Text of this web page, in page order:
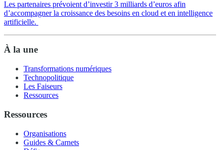
Les partenaires prévoient d’investir 3 milliards d’euros afin
d’accompagner la croissance des besoins en cloud et en intelligence
artificielle.
À la une
Transformations numériques
Technopolitique
Les Faiseurs
Ressources
Ressources
Organisations
Guides & Carnets